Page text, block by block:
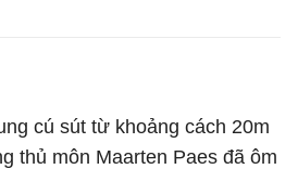
cú sút từ khoảng cách 20m
thủ môn Maarten Paes đã ôm